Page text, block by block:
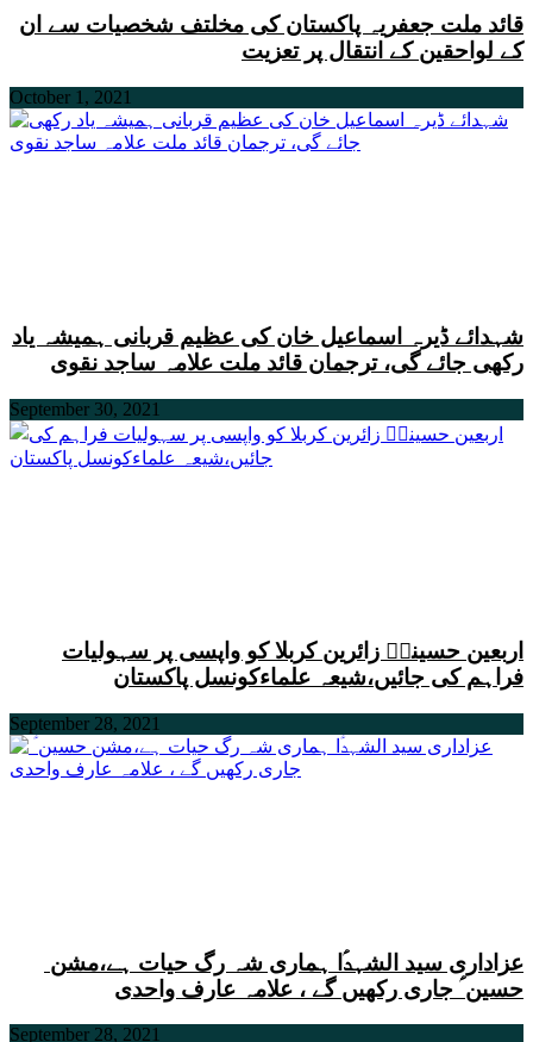
قائد ملت جعفریہ پاکستان کی مخلتف شخصیات سے ان
کے لواحقین کے انتقال پر تعزیت
October 1, 2021
شہدائے ڈیرہ اسماعیل خان کی عظیم قربانی ہمیشہ یاد
رکھی جائے گی، ترجمان قائد ملت علامہ ساجد نقوی
September 30, 2021
اربعین حسینیؑ زائرین کربلا کو واپسی پر سہولیات
فراہم کی جائیں،شیعہ علماءکونسل پاکستان
September 28, 2021
حسین ؑ جاری رکھیں گے ، علامہ عارف واحدی
September 28, 2021